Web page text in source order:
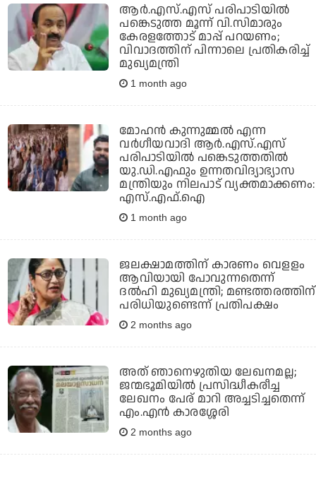
ആര്‍.എസ്.എസ് പരിപാടിയില്‍
പങ്കെടുത്ത മൂന്ന് വി.സിമാരും
കേരളത്തോട് മാപ്പ് പറയണം;
വിവാദത്തിന് പിന്നാലെ പ്രതികരിച്ച്
മുഖ്യമന്ത്രി
1 month ago
മോഹന്‍ കുന്നുമ്മല്‍ എന്ന
വര്‍ഗീയവാദി ആര്‍.എസ്.എസ്
പരിപാടിയില്‍ പങ്കെടുത്തതില്‍
യു.ഡി.എഫും ഉന്നതവിദ്യാഭ്യാസ
മന്ത്രിയും നിലപാട് വ്യക്തമാക്കണം:
എസ്.എഫ്.ഐ
1 month ago
ജലക്ഷാമത്തിന് കാരണം വെളളം
ആവിയായി പോവുന്നതെന്ന്
ദല്‍ഹി മുഖ്യമന്ത്രി; മണ്ടത്തരത്തിന്
പരിധിയുണ്ടെന്ന് പ്രതിപക്ഷം
2 months ago
അത് ഞാനെഴുതിയ ലേഖനമല്ല;
ജന്മഭൂമിയില്‍ പ്രസിദ്ധീകരീച്ച
ലേഖനം പേര് മാറി അച്ചടിച്ചതെന്ന്
എം.എന്‍ കാരശ്ശേരി
2 months ago